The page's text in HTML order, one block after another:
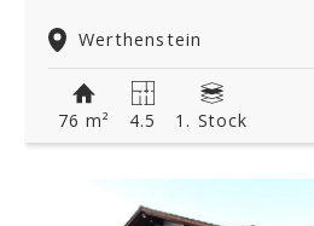
Werthenstein
76 m² 4.5 1. Stock